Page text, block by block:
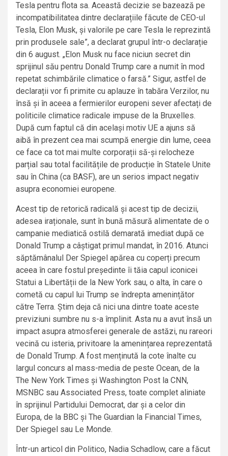
Tesla pentru flota sa. Această decizie se bazează pe
incompatibilitatea dintre declarațiile făcute de CEO-ul
Tesla, Elon Musk, și valorile pe care Tesla le reprezintă
prin produsele sale”, a declarat grupul într-o declarație
din 6 august. „Elon Musk nu face niciun secret din
sprijinul său pentru Donald Trump care a numit în mod
repetat schimbările climatice o farsă.” Sigur, astfel de
declarații vor fi primite cu aplauze în tabăra Verzilor, nu
însă și în aceea a fermierilor europeni sever afectați de
politicile climatice radicale impuse de la Bruxelles.
După cum faptul că din același motiv UE a ajuns să
aibă în prezent cea mai scumpă energie din lume, ceea
ce face ca tot mai multe corporații să-și relocheze
parțial sau total facilitățile de producție în Statele Unite
sau în China (ca BASF), are un serios impact negativ
asupra economiei europene.
Acest tip de retorică radicală și acest tip de decizii,
adesea iraționale, sunt în bună măsură alimentate de o
campanie mediatică ostilă demarată imediat după ce
Donald Trump a câștigat primul mandat, în 2016. Atunci
săptămânalul Der Spiegel apărea cu coperți precum
aceea în care fostul președinte îi tăia capul iconicei
Statui a Libertății de la New York sau, o alta, în care o
cometă cu capul lui Trump se îndrepta amenințător
către Terra. Știm deja că nici una dintre toate aceste
previziuni sumbre nu s-a împlinit. Asta nu a avut însă un
impact asupra atmosferei generale de astăzi, nu rareori
vecină cu isteria, privitoare la amenințarea reprezentată
de Donald Trump. A fost menținută la cote înalte cu
largul concurs al mass-media de peste Ocean, de la
The New York Times și Washington Post la CNN,
MSNBC sau Associated Press, toate complet aliniate
în sprijinul Partidului Democrat, dar și a celor din
Europa, de la BBC și The Guardian la Financial Times,
Der Spiegel sau Le Monde.
Într-un articol din Politico, Nadia Schadlow, care a făcut